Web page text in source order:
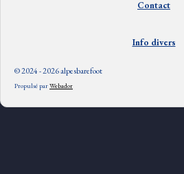
Contact
Info divers
© 2024 - 2026 alpesbarefoot
Propulsé parWebador